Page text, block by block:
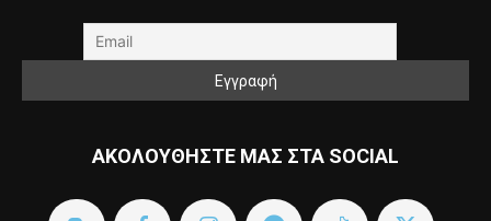
ΑΚΟΛΟΥΘΗΣΤΕ ΜΑΣ ΣΤΑ SOCIAL